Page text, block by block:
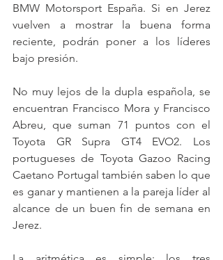
BMW Motorsport España. Si en Jerez
vuelven a mostrar la buena forma
reciente, podrán poner a los líderes
bajo presión.
No muy lejos de la dupla española, se
encuentran Francisco Mora y Francisco
Abreu, que suman 71 puntos con el
Toyota GR Supra GT4 EVO2. Los
portugueses de Toyota Gazoo Racing
Caetano Portugal también saben lo que
es ganar y mantienen a la pareja líder al
alcance de un buen fin de semana en
Jerez.